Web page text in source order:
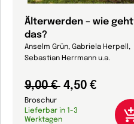
Älterwerden – wie geht
das?
Anselm Grün, Gabriela Herpell,
Sebastian Herrmann u.a.
9,00 € 4,50 €
Broschur
Lieferbar in 1-3
Werktagen